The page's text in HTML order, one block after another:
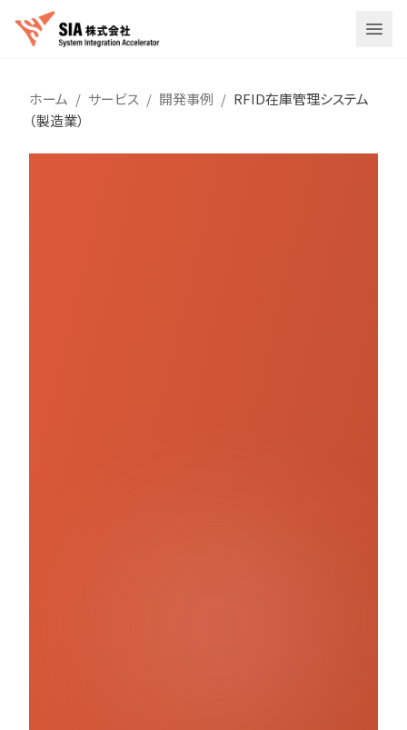
メニ
ホーム / サービス / 開発事例 / RFID在庫管理システム
（製造業）